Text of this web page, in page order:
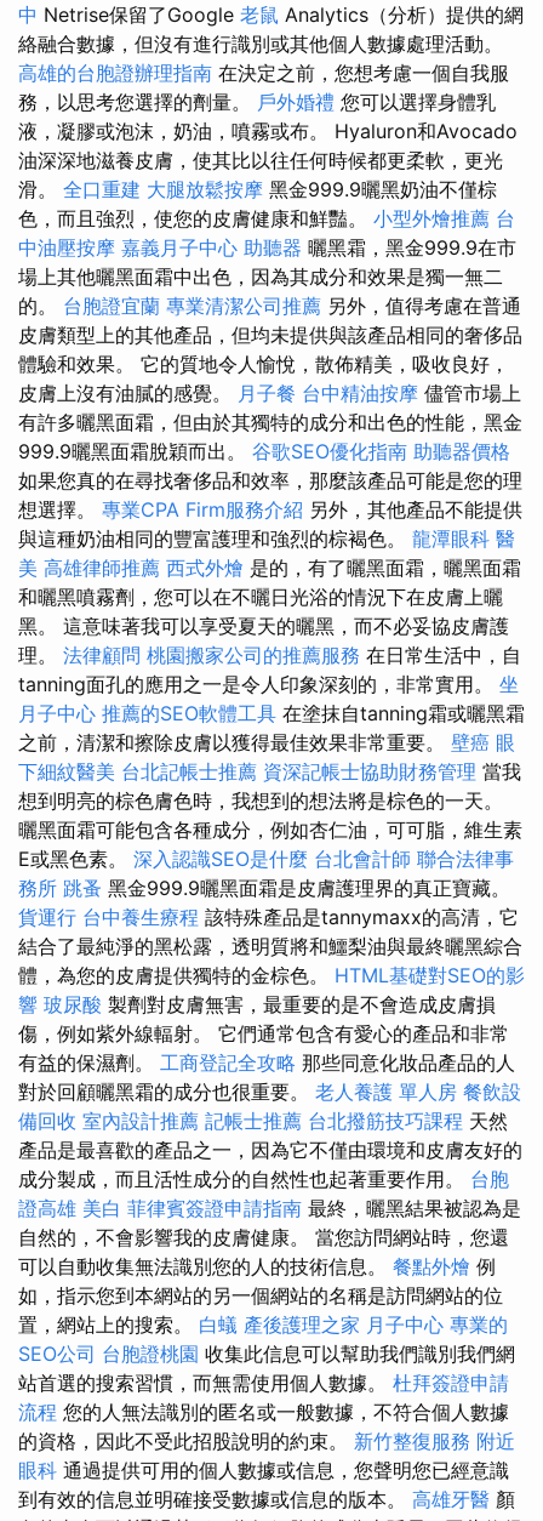
中 Netrise保留了Google 老鼠 Analytics（分析）提供的網
絡融合數據，但沒有進行識別或其他個人數據處理活動。
高雄的台胞證辦理指南 在決定之前，您想考慮一個自我服
務，以思考您選擇的劑量。 戶外婚禮 您可以選擇身體乳
液，凝膠或泡沫，奶油，噴霧或布。 Hyaluron和Avocado
油深深地滋養皮膚，使其比以往任何時候都更柔軟，更光
滑。 全口重建 大腿放鬆按摩 黑金999.9曬黑奶油不僅棕
色，而且強烈，使您的皮膚健康和鮮豔。 小型外燴推薦 台
中油壓按摩 嘉義月子中心 助聽器 曬黑霜，黑金999.9在市
場上其他曬黑面霜中出色，因為其成分和效果是獨一無二
的。 台胞證宜蘭 專業清潔公司推薦 另外，值得考慮在普通
皮膚類型上的其他產品，但均未提供與該產品相同的奢侈品
體驗和效果。 它的質地令人愉悅，散佈精美，吸收良好，
皮膚上沒有油膩的感覺。
月子餐 台中精油按摩 儘管市場上
有許多曬黑面霜，但由於其獨特的成分和出色的性能，黑金
999.9曬黑面霜脫穎而出。 谷歌SEO優化指南 助聽器價格
如果您真的在尋找奢侈品和效率，那麼該產品可能是您的理
想選擇。 專業CPA Firm服務介紹 另外，其他產品不能提供
與這種奶油相同的豐富護理和強烈的棕褐色。 龍潭眼科 醫
美 高雄律師推薦 西式外燴 是的，有了曬黑面霜，曬黑面霜
和曬黑噴霧劑，您可以在不曬日光浴的情況下在皮膚上曬
黑。 這意味著我可以享受夏天的曬黑，而不必妥協皮膚護
理。 法律顧問 桃園搬家公司的推薦服務 在日常生活中，自
tanning面孔的應用之一是令人印象深刻的，非常實用。 坐
月子中心 推薦的SEO軟體工具 在塗抹自tanning霜或曬黑霜
之前，清潔和擦除皮膚以獲得最佳效果非常重要。 壁癌 眼
下細紋醫美 台北記帳士推薦 資深記帳士協助財務管理 當我
想到明亮的棕色膚色時，我想到的想法將是棕色的一天。
曬黑面霜可能包含各種成分，例如杏仁油，可可脂，維生素
E或黑色素。 深入認識SEO是什麼 台北會計師 聯合法律事
務所 跳蚤 黑金999.9曬黑面霜是皮膚護理界的真正寶藏。
貨運行 台中養生療程 該特殊產品是tannymaxx的高清，它
結合了最純淨的黑松露，透明質將和鱷梨油與最終曬黑綜合
體，為您的皮膚提供獨特的金棕色。 HTML基礎對SEO的影
響 玻尿酸 製劑對皮膚無害，最重要的是不會造成皮膚損
傷，例如紫外線輻射。 它們通常包含有愛心的產品和非常
有益的保濕劑。 工商登記全攻略 那些同意化妝品產品的人
對於回顧曬黑霜的成分也很重要。 老人養護 單人房 餐飲設
備回收 室內設計推薦 記帳士推薦 台北撥筋技巧課程 天然
產品是最喜歡的產品之一，因為它不僅由環境和皮膚友好的
成分製成，而且活性成分的自然性也起著重要作用。 台胞
證高雄 美白 菲律賓簽證申請指南 最終，曬黑結果被認為是
自然的，不會影響我的皮膚健康。 當您訪問網站時，您還
可以自動收集無法識別您的人的技術信息。 餐點外燴 例
如，指示您到本網站的另一個網站的名稱是訪問網站的位
置，網站上的搜索。 白蟻 產後護理之家 月子中心 專業的
SEO公司 台胞證桃園 收集此信息可以幫助我們識別我們網
站首選的搜索習慣，而無需使用個人數據。 杜拜簽證申請
流程 您的人無法識別的匿名或一般數據，不符合個人數據
的資格，因此不受此招股說明的約束。 新竹整復服務 附近
眼科 通過提供可用的個人數據或信息，您聲明您已經意識
到有效的信息並明確接受數據或信息的版本。 高雄牙醫 顏